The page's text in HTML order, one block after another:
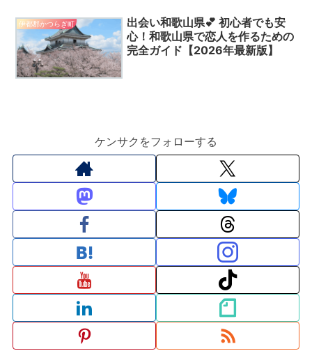
伊都郡かつらぎ町
出会い和歌山県💕 初心者でも安
心！和歌山県で恋人を作るための
完全ガイド【2026年最新版】
ケンサクをフォローする